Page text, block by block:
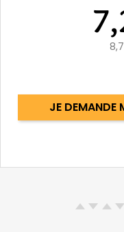
JE DEMANDE